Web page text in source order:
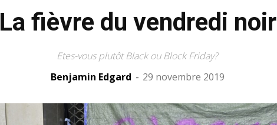
La fièvre du vendredi noir
Etes-vous plutôt Black ou Block Friday?
Benjamin Edgard - 29 novembre 2019